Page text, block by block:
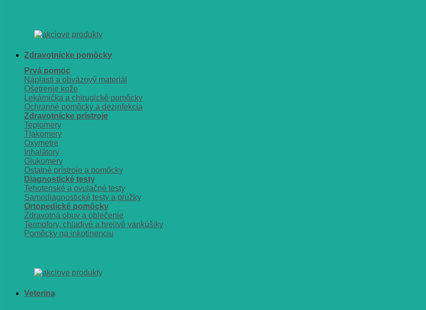
Zdravotnícke pomôcky
Prvá pomoc
Náplasti a obväzový materiál
Ošetrenie kože
Lekárnička a chirugické pomôcky
Ochranné pomôcky a dezinfekcia
Zdravotnícke prístroje
Teplomery
Tlakomery
Oxymetre
Inhalátory
Glukomery
Ostatné prístroje a pomôcky
Diagnostické testy
Tehotenské a ovulačné testy
Samodiagnostické testy a prúžky
Ortopedické pomôcky
Zdravotná obuv a oblečenie
Termofory, chladivé a hrejivé vankúšiky
Pomôcky na inkotinenciu
Veterina